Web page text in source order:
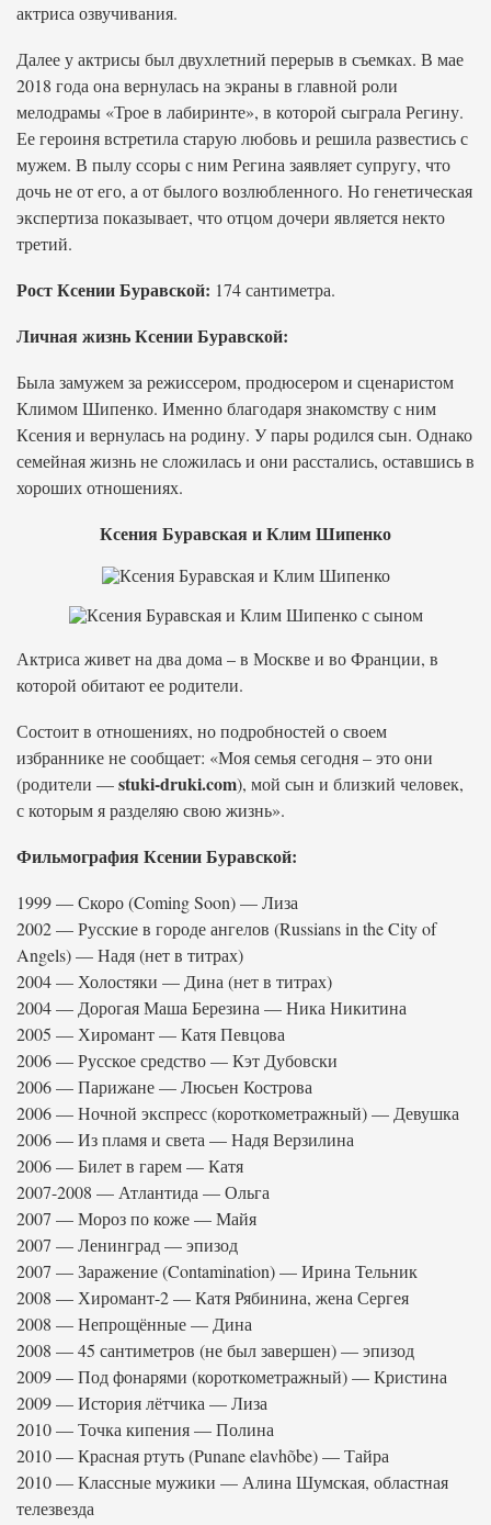
актриса озвучивания.
Далее у актрисы был двухлетний перерыв в съемках. В мае
2018 года она вернулась на экраны в главной роли
мелодрамы «Трое в лабиринте», в которой сыграла Регину.
Ее героиня встретила старую любовь и решила развестись с
мужем. В пылу ссоры с ним Регина заявляет супругу, что
дочь не от его, а от былого возлюбленного. Но генетическая
экспертиза показывает, что отцом дочери является некто
третий.
Рост Ксении Буравской: 174 сантиметра.
Личная жизнь Ксении Буравской:
Была замужем за режиссером, продюсером и сценаристом
Климом Шипенко. Именно благодаря знакомству с ним
Ксения и вернулась на родину. У пары родился сын. Однако
семейная жизнь не сложилась и они расстались, оставшись в
хороших отношениях.
Ксения Буравская и Клим Шипенко
Актриса живет на два дома – в Москве и во Франции, в
которой обитают ее родители.
Состоит в отношениях, но подробностей о своем
избраннике не сообщает: «Моя семья сегодня – это они
(родители —stuki-druki.com), мой сын и близкий человек,
с которым я разделяю свою жизнь».
Фильмография Ксении Буравской:
1999 — Скоро (Coming Soon) — Лиза
2002 — Русские в городе ангелов (Russians in the City of
Angels) — Надя (нет в титрах)
2004 — Холостяки — Дина (нет в титрах)
2004 — Дорогая Маша Березина — Ника Никитина
2005 — Хиромант — Катя Певцова
2006 — Русское средство — Кэт Дубовски
2006 — Парижане — Люсьен Кострова
2006 — Ночной экспресс (короткометражный) — Девушка
2006 — Из пламя и света — Надя Верзилина
2006 — Билет в гарем — Катя
2007-2008 — Атлантида — Ольга
2007 — Мороз по коже — Майя
2007 — Ленинград — эпизод
2007 — Заражение (Contamination) — Ирина Тельник
2008 — Хиромант-2 — Катя Рябинина, жена Сергея
2008 — Непрощённые — Дина
2008 — 45 сантиметров (не был завершен) — эпизод
2009 — Под фонарями (короткометражный) — Кристина
2009 — История лётчика — Лиза
2010 — Точка кипения — Полина
2010 — Красная ртуть (Punane elavhõbe) — Тайра
2010 — Классные мужики — Алина Шумская, областная
телезвезда